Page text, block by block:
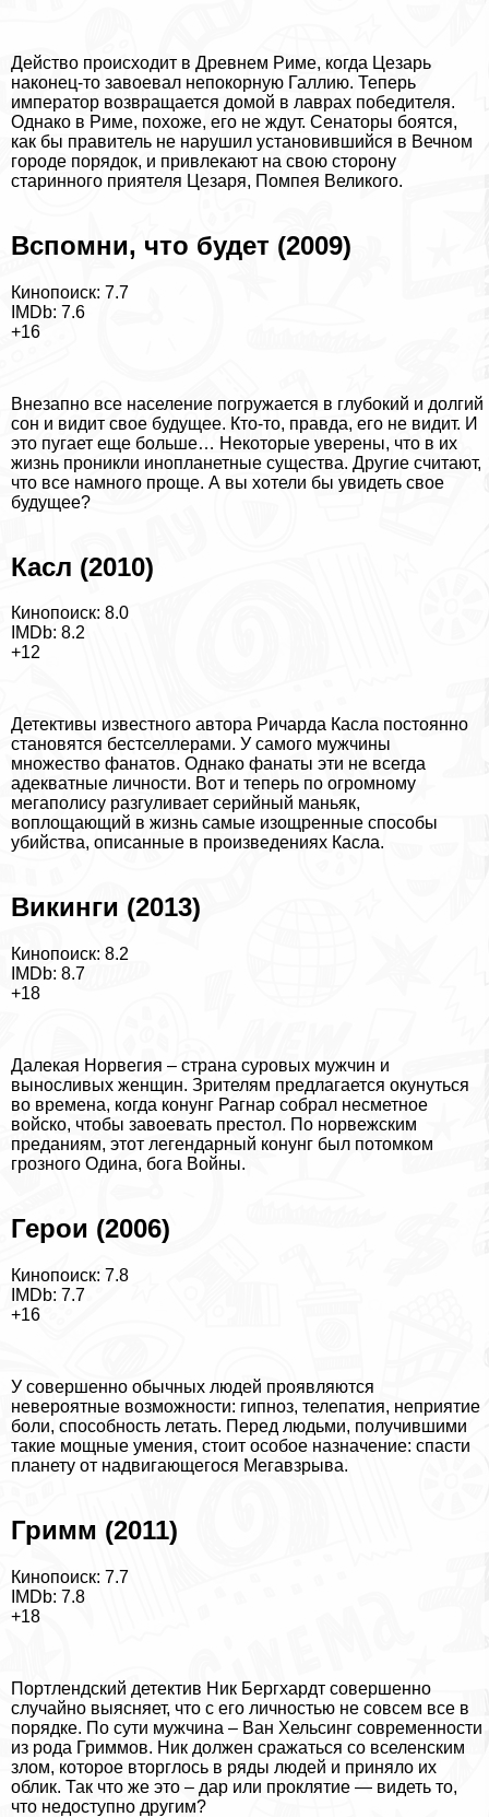
Действо происходит в Древнем Риме, когда Цезарь
наконец-то завоевал непокорную Галлию. Теперь
император возвращается домой в лаврах победителя.
Однако в Риме, похоже, его не ждут. Сенаторы боятся,
как бы правитель не нарушил установившийся в Вечном
городе порядок, и привлекают на свою сторону
старинного приятеля Цезаря, Помпея Великого.
Вспомни, что будет (2009)
Кинопоиск: 7.7
IMDb: 7.6
+16
Внезапно все население погружается в глубокий и долгий
сон и видит свое будущее. Кто-то, правда, его не видит. И
это пугает еще больше… Некоторые уверены, что в их
жизнь проникли инопланетные существа. Другие считают,
что все намного проще. А вы хотели бы увидеть свое
будущее?
Касл (2010)
Кинопоиск: 8.0
IMDb: 8.2
+12
Детективы известного автора Ричарда Касла постоянно
становятся бестселлерами. У самого мужчины
множество фанатов. Однако фанаты эти не всегда
адекватные личности. Вот и теперь по огромному
мегаполису разгуливает серийный маньяк,
воплощающий в жизнь самые изощренные способы
убийства, описанные в произведениях Касла.
Викинги (2013)
Кинопоиск: 8.2
IMDb: 8.7
+18
Далекая Норвегия – страна суровых мужчин и
выносливых женщин. Зрителям предлагается окунуться
во времена, когда конунг Рагнар собрал несметное
войско, чтобы завоевать престол. По норвежским
преданиям, этот легендарный конунг был потомком
грозного Одина, бога Войны.
Герои (2006)
Кинопоиск: 7.8
IMDb: 7.7
+16
У совершенно обычных людей проявляются
невероятные возможности: гипноз, телепатия, неприятие
боли, способность летать. Перед людьми, получившими
такие мощные умения, стоит особое назначение: спасти
планету от надвигающегося Мегавзрыва.
Гримм (2011)
Кинопоиск: 7.7
IMDb: 7.8
+18
Портлендский детектив Ник Бергхардт совершенно
случайно выясняет, что с его личностью не совсем все в
порядке. По сути мужчина – Ван Хельсинг современности
из рода Гриммов. Ник должен сражаться со вселенским
злом, которое вторглось в ряды людей и приняло их
облик. Так что же это – дар или проклятие — видеть то,
что недоступно другим?